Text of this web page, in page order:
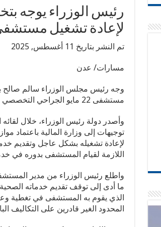
رئيس الوزراء يوجه
لإعادة تشغيل مستشفى 22
تم النشر بتاريخ 11 أغسطس, 2025
مسارات/ عدن
وجه رئيس مجلس الوزراء سالم صالح
مستشفى 22 مايو الجراحي التخصصي بمديرية المنصورة بالعاصمة المؤقتة عدن.
وأصدر دولة رئيس الوزراء، خلال
توجيهات إلى وزارة المالية باعتماد
لإعادة تشغيله بشكل عاجل وتقديم
اللازمة لقيام المستشفى بدوره في
واطلع رئيس الوزراء من مدير
ما أدى إلى توقف تقديم خدماته الصحية
الذي يقوم به المستشفى في تغطية
المحدود الغير قادرين على التكاليف